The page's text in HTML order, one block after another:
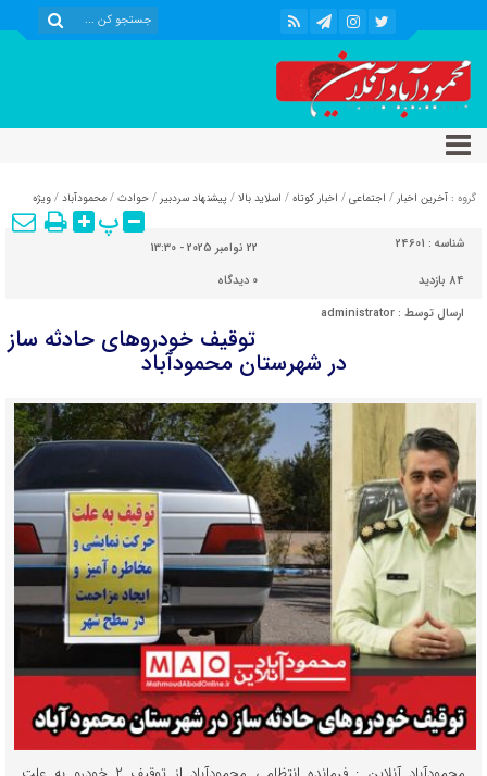
گروه : آخرین اخبار / اجتماعی / اخبار کوتاه / اسلاید بالا / پیشنهاد سردبیر / حوادث / محمودآباد / ویژه
پ
شناسه : 24601
22 نوامبر 2025 - 13:30
84 بازدید
0 دیدگاه
ارسال توسط : administrator
توقیف خودرو‌های حادثه ساز
در شهرستان محمودآباد